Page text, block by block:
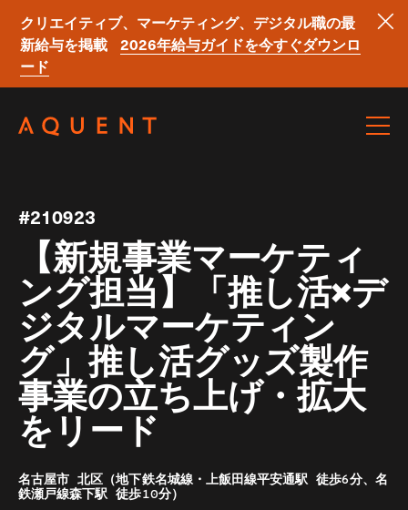
クリエイティブ、マーケティング、デジタル職の最
新給与を掲載
2026年給与ガイドを今すぐダウンロ
ード
#210923
【新規事業マーケティ
ング担当】「推し活×デ
ジタルマーケティン
グ」推し活グッズ製作
事業の立ち上げ・拡大
をリード
名古屋市 北区（地下鉄名城線・上飯田線平安通駅 徒歩6分、名
鉄瀬戸線森下駅 徒歩10分）